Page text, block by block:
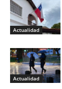
Actualidad
Actualidad